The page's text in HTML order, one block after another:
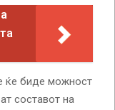
ќе биде можност
составот на